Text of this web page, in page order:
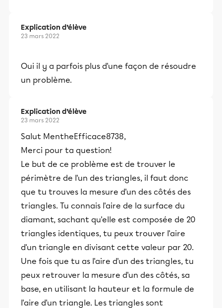
Explication d’élève
23 mars 2022
Oui il y a parfois plus d'une façon de résoudre
un problème.
Explication d’élève
23 mars 2022
Salut MentheEfficace8738,
Merci pour ta question!
Le but de ce problème est de trouver le
périmètre de l'un des triangles, il faut donc
que tu trouves la mesure d'un des côtés des
triangles. Tu connais l'aire de la surface du
diamant, sachant qu'elle est composée de 20
triangles identiques, tu peux trouver l'aire
d'un triangle en divisant cette valeur par 20.
Une fois que tu as l'aire d'un des triangles, tu
peux retrouver la mesure d'un des côtés, sa
base, en utilisant la hauteur et la formule de
l'aire d'un triangle. Les triangles sont